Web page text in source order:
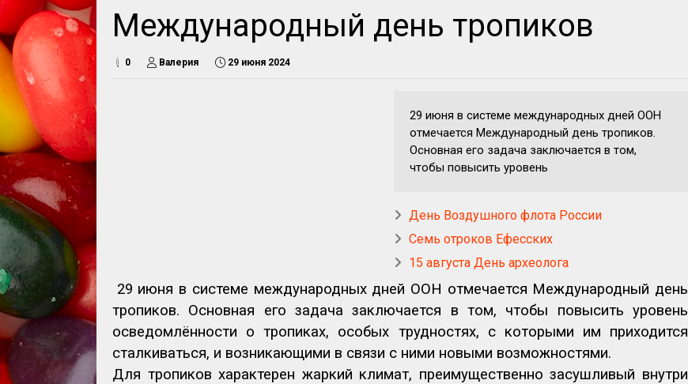
Международный день тропиков
0 Валерия 29 июня 2024
29 июня в системе международных дней ООН
отмечается Международный день тропиков.
Основная его задача заключается в том,
чтобы повысить уровень
День Воздушного флота России
Семь отроков Ефесских
15 августа День археолога
29 июня в системе международных дней ООН отмечается Международный день
тропиков. Основная его задача заключается в том, чтобы повысить уровень
осведомлённости о тропиках, особых трудностях, с которыми им приходится
сталкиваться, и возникающими в связи с ними новыми возможностями.
Для тропиков характерен жаркий климат, преимущественно засушливый внутри